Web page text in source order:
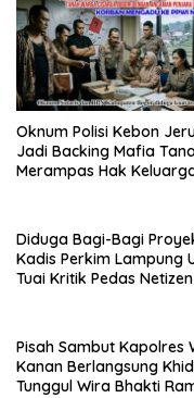
Oknum Polisi Kebon
Jadi Backing Mafia
Merampas Hak
Diduga Bagi-Bagi
Kadis Perkim Lampung
Tuai Kritik Pedas Netizen
Pisah Sambut Kapolres
Kanan Berlangsung
Tunggul Wira Bhakti